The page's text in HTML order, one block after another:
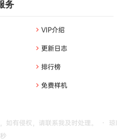
务
VIP介绍
更新日志
排行榜
免费样机
如有侵权，请联系我及时处理。 ・